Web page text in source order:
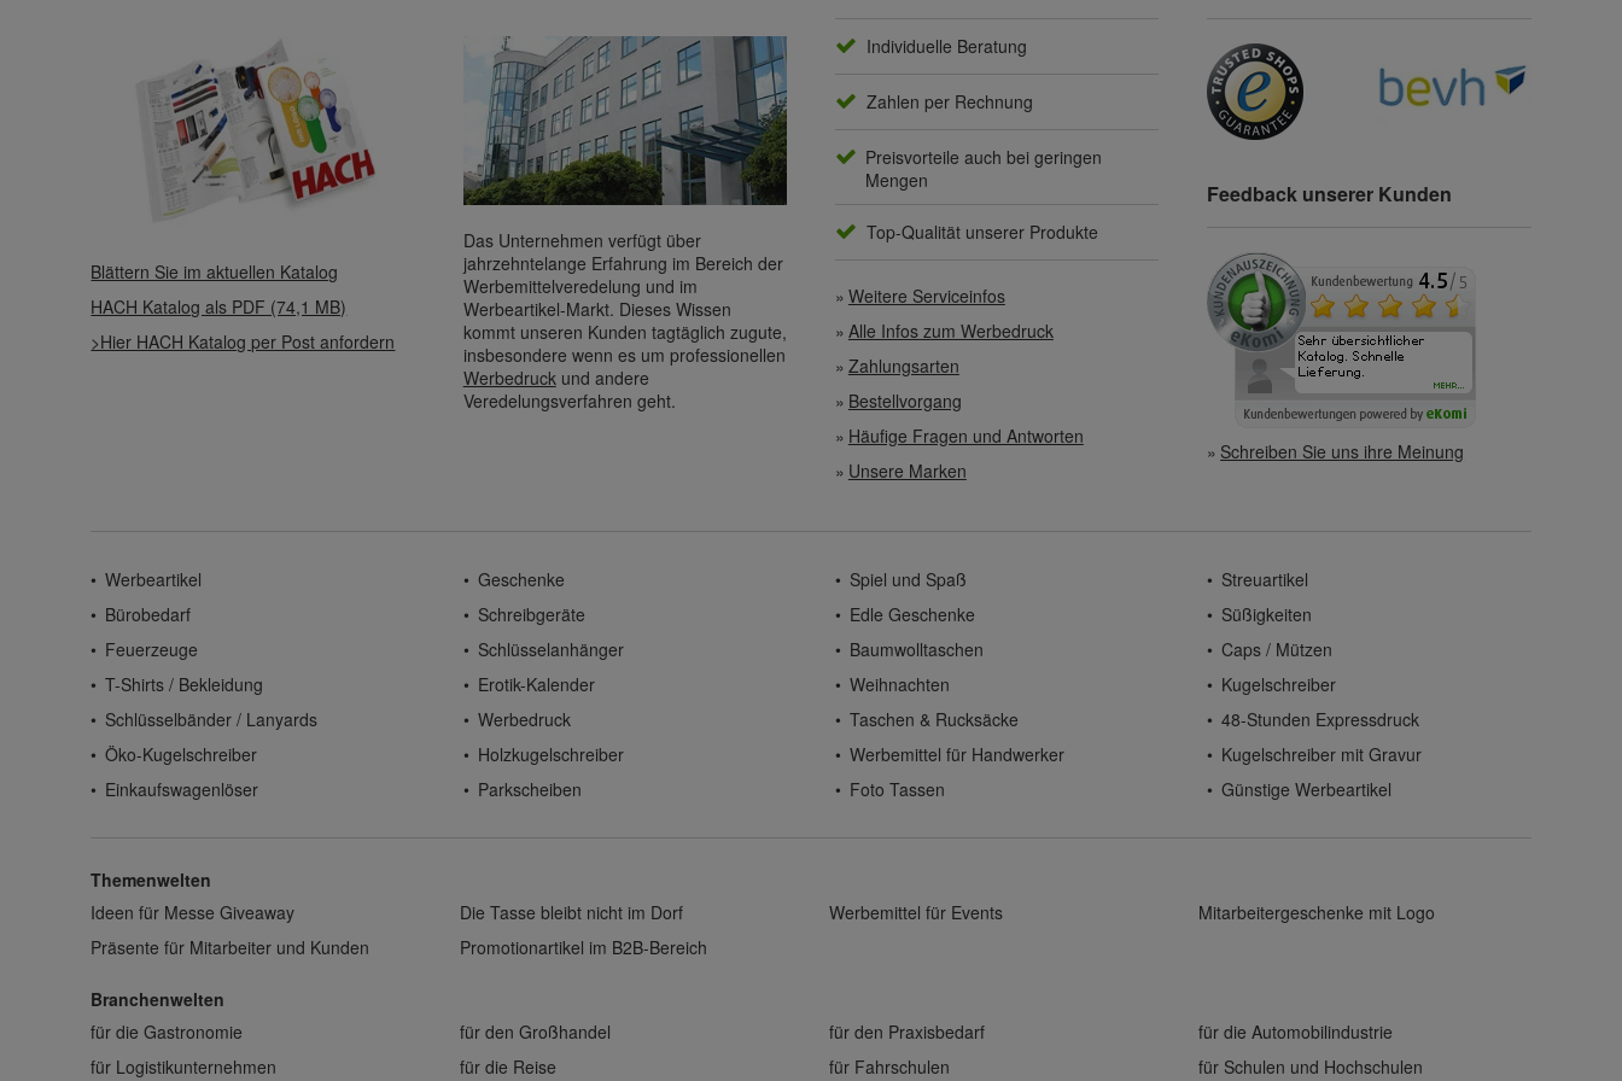
Blättern Sie im aktuellen Katalog
HACH Katalog als PDF (74,1 MB)
>Hier HACH Katalog per Post anfordern
Das Unternehmen verfügt über
jahrzehntelange Erfahrung im Bereich der
Werbemittelveredelung und im
Werbeartikel-Markt. Dieses Wissen
kommt unseren Kunden tagtäglich zugute,
insbesondere wenn es um professionellen
Werbedruck und andere
Veredelungsverfahren geht.
Individuelle Beratung
Zahlen per Rechnung
Preisvorteile auch bei geringen
Mengen
Top-Qualität unserer Produkte
Weitere Serviceinfos
Alle Infos zum Werbedruck
Zahlungsarten
Bestellvorgang
Häufige Fragen und Antworten
Unsere Marken
Feedback unserer Kunden
Schreiben Sie uns ihre Meinung
Werbeartikel Geschenke Spiel und Spaß
Streuartikel
Bürobedarf
Schreibgeräte Edle Geschenke
Süßigkeiten
Feuerzeuge
Schlüsselanhänger Baumwolltaschen
Caps / Mützen
T-Shirts / Bekleidung
Erotik-Kalender Weihnachten
Kugelschreiber
Schlüsselbänder / Lanyards
Werbedruck Taschen & Rucksäcke
48-Stunden Expressdruck
Öko-Kugelschreiber
Holzkugelschreiber Werbemittel für Handwerker
Kugelschreiber mit Gravur
Einkaufswagenlöser
Parkscheiben Foto Tassen Günstige Werbeartikel
Themenwelten
Ideen für Messe Giveaway
Die Tasse bleibt nicht im Dorf Werbemittel für Events
Mitarbeitergeschenke mit Logo
Präsente für Mitarbeiter und Kunden
Promotionartikel im B2B-Bereich
Branchenwelten
für die Gastronomie
für den Großhandel für den Praxisbedarf
für die Automobilindustrie
für Logistikunternehmen
für die Reise für Fahrschulen für Schulen und Hochschulen